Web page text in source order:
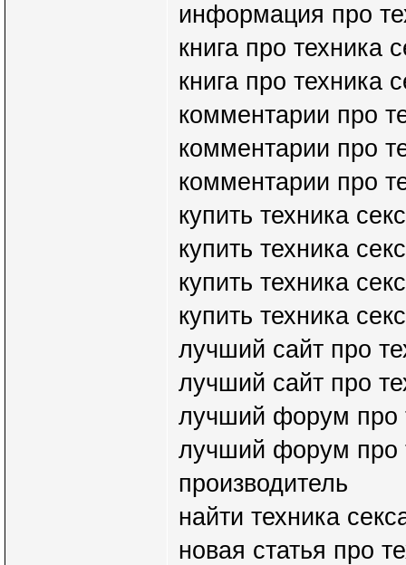
информация про
книга про техника
книга про техника
комментарии про
комментарии про
комментарии про
купить техника
купить техника
купить техника
купить техника
лучший сайт про
лучший сайт про
лучший форум про
лучший форум про
производитель
найти техника
новая статья про